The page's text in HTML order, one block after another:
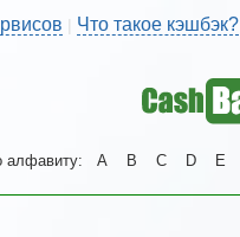
| Что такое кэшбэк?
алфавиту: A B C D E